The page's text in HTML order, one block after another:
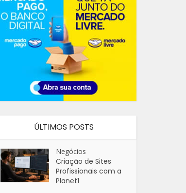
ÚLTIMOS POSTS
Negócios
Criação de Sites
Profissionais com a
Planet1